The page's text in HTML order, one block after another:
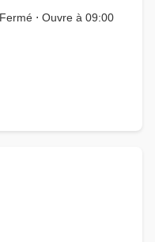
⋅ Ouvre à 09:00